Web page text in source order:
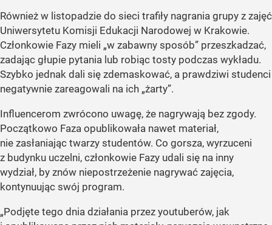
Również w listopadzie do sieci trafiły nagrania grupy z zajęć
Uniwersytetu Komisji Edukacji Narodowej w Krakowie.
Członkowie Fazy mieli „w zabawny sposób” przeszkadzać,
zadając głupie pytania lub robiąc tosty podczas wykładu.
Szybko jednak dali się zdemaskować, a prawdziwi studenci
negatywnie zareagowali na ich „żarty”.
Influencerom zwrócono uwagę, że nagrywają bez zgody.
Początkowo Faza opublikowała nawet materiał,
nie zasłaniając twarzy studentów. Co gorsza, wyrzuceni
z budynku uczelni, członkowie Fazy udali się na inny
wydział, by znów niepostrzeżenie nagrywać zajęcia,
kontynuując swój program.
„Podjęte tego dnia działania przez youtuberów, jak